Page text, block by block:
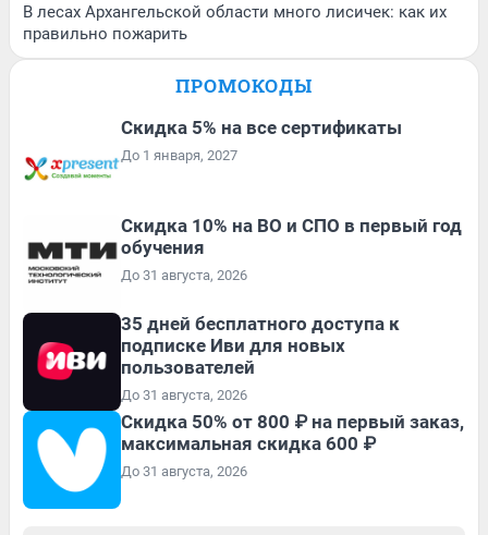
В лесах Архангельской области много лисичек: как их
правильно пожарить
ПРОМОКОДЫ
Скидка 5% на все сертификаты
До 1 января, 2027
Скидка 10% на ВО и СПО в первый год
обучения
До 31 августа, 2026
35 дней бесплатного доступа к
подписке Иви для новых
пользователей
До 31 августа, 2026
Скидка 50% от 800 ₽ на первый заказ,
максимальная скидка 600 ₽
До 31 августа, 2026